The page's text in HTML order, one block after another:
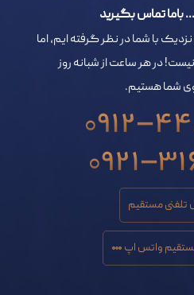
نزدیک با شما در نظر گرفته ایم، اما
در هر ساعت از شبانه روز
شما هستیم.
0912-
0921-
تلفنی مستقیم
واتس اپ